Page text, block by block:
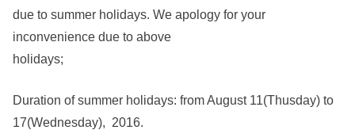
due to summer holidays. We apology for your
inconvenience due to above
holidays;
Duration of summer holidays: from August 11(Thusday) to
17(Wednesday), 2016.